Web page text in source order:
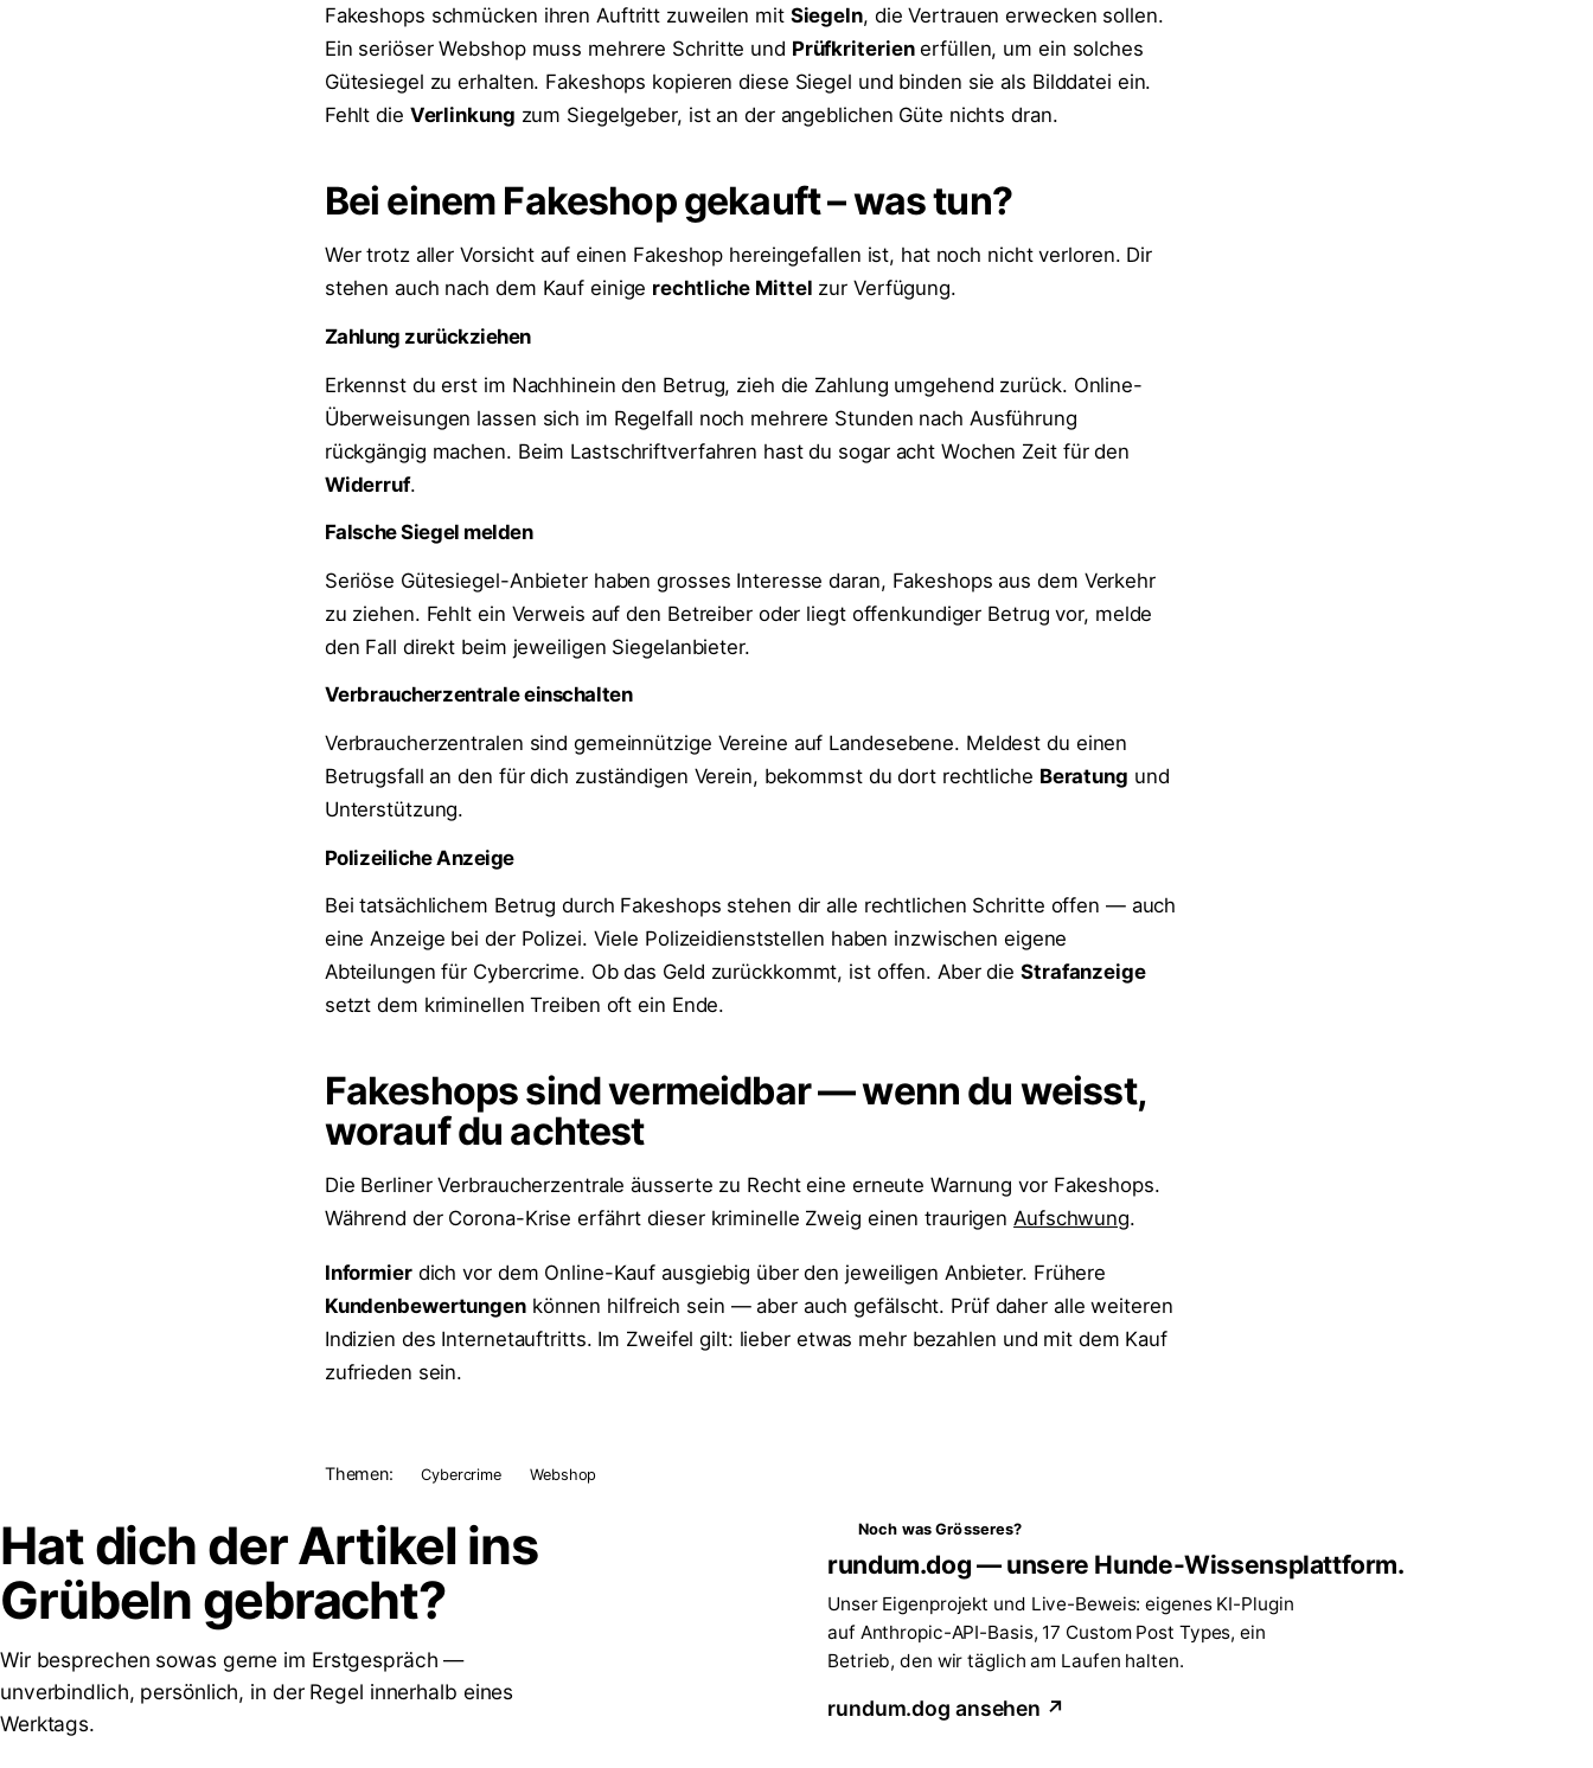
Fakeshops schmücken ihren Auftritt zuweilen mit Siegeln, die Vertrauen erwecken sollen.
Ein seriöser Webshop muss mehrere Schritte und Prüfkriterienerfüllen, um ein solches
Gütesiegel zu erhalten. Fakeshops kopieren diese Siegel und binden sie als Bilddatei ein.
Fehlt die Verlinkung zum Siegelgeber, ist an der angeblichen Güte nichts dran.
Bei einem Fakeshop gekauft – was tun?
Wer trotz aller Vorsicht auf einen Fakeshop hereingefallen ist, hat noch nicht verloren. Dir
stehen auch nach dem Kauf einige rechtliche Mittel zur Verfügung.
Zahlung zurückziehen
Erkennst du erst im Nachhinein den Betrug, zieh die Zahlung umgehend zurück. Online-
Überweisungen lassen sich im Regelfall noch mehrere Stunden nach Ausführung
rückgängig machen. Beim Lastschriftverfahren hast du sogar acht Wochen Zeit für den
Widerruf.
Falsche Siegel melden
Seriöse Gütesiegel-Anbieter haben grosses Interesse daran, Fakeshops aus dem Verkehr
zu ziehen. Fehlt ein Verweis auf den Betreiber oder liegt offenkundiger Betrug vor, melde
den Fall direkt beim jeweiligen Siegelanbieter.
Verbraucherzentrale einschalten
Verbraucherzentralen sind gemeinnützige Vereine auf Landesebene. Meldest du einen
Betrugsfall an den für dich zuständigen Verein, bekommst du dort rechtliche Beratung und
Unterstützung.
Polizeiliche Anzeige
Bei tatsächlichem Betrug durch Fakeshops stehen dir alle rechtlichen Schritte offen — auch
eine Anzeige bei der Polizei. Viele Polizeidienststellen haben inzwischen eigene
Abteilungen für Cybercrime. Ob das Geld zurückkommt, ist offen. Aber dieStrafanzeige
setzt dem kriminellen Treiben oft ein Ende.
Fakeshops sind vermeidbar — wenn du weisst,
worauf du achtest
Die Berliner Verbraucherzentrale äusserte zu Recht eine erneute Warnung vor Fakeshops.
Während der Corona-Krise erfährt dieser kriminelle Zweig einen traurigenAufschwung.
Informierdich vor dem Online-Kauf ausgiebig über den jeweiligen Anbieter. Frühere
Kundenbewertungenkönnen hilfreich sein — aber auch gefälscht. Prüf daher alle weiteren
Indizien des Internetauftritts. Im Zweifel gilt: lieber etwas mehr bezahlen und mit dem Kauf
zufrieden sein.
Themen: Cybercrime Webshop
Hat dich der Artikel ins
Grübeln gebracht?
Wir besprechen sowas gerne im Erstgespräch —
unverbindlich, persönlich, in der Regel innerhalb eines
Werktags.
Noch was Grösseres?
rundum.dog — unsere Hunde-Wissensplattform.
Unser Eigenprojekt und Live-Beweis: eigenes KI-Plugin
auf Anthropic-API-Basis, 17 Custom Post Types, ein
Betrieb, den wir täglich am Laufen halten.
rundum.dog ansehen ↗